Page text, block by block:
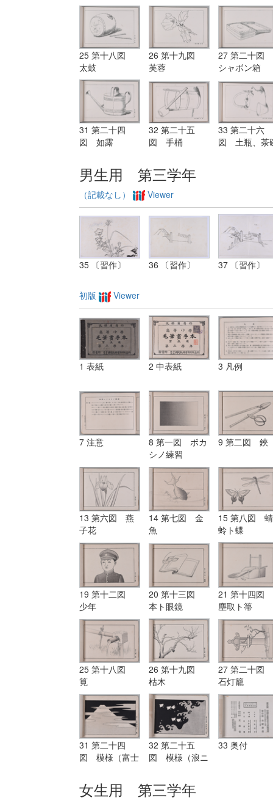
25 第十八図
太鼓
26 第十九図
芙蓉
27 第二十図
シャボン箱
31 第二十四
図 如露
32 第二十五
図 手桶
33 第二十六
図 土瓶、茶
男生用 第三学年
（記載なし） Viewer
35 〔習作〕 36 〔習作〕 37 〔習作〕
初版 Viewer
1 表紙 2 中表紙 3 凡例
7 注意
8 第一図 ボカ
シノ練習
9 第二図 鋏
13 第六図 燕
子花
14 第七図 金
魚
15 第八図 蜻
蛉ト蝶
19 第十二図
少年
20 第十三図
本ト眼鏡
21 第十四図
塵取ト箒
25 第十八図
筧
26 第十九図
枯木
27 第二十図
石灯籠
31 第二十四
図 模様（富士
32 第二十五
図 模様（浪ニ
33 奥付
女生用 第三学年